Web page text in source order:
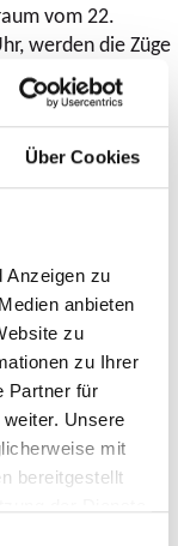
Über Cookies
Anzeigen zu
anbieten
zu
zu Ihrer
Partner für
Unsere
mit
bereitgestellt
vom 22.
werden die Züge
93 (HLB) sowie S
bzw.
Busse ersetzt.
kommt es
der Linien RE 8
erarbeitet.
und nach in den
sowie
gegeben.
abrufbar.